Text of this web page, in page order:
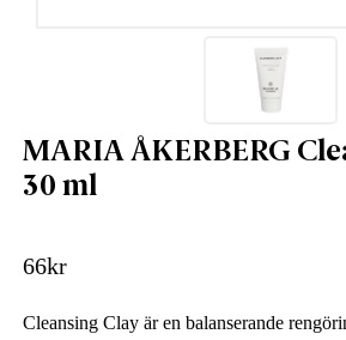
MARIA ÅKERBERG
30 ml
66kr
Cleansing Clay är en balanserande